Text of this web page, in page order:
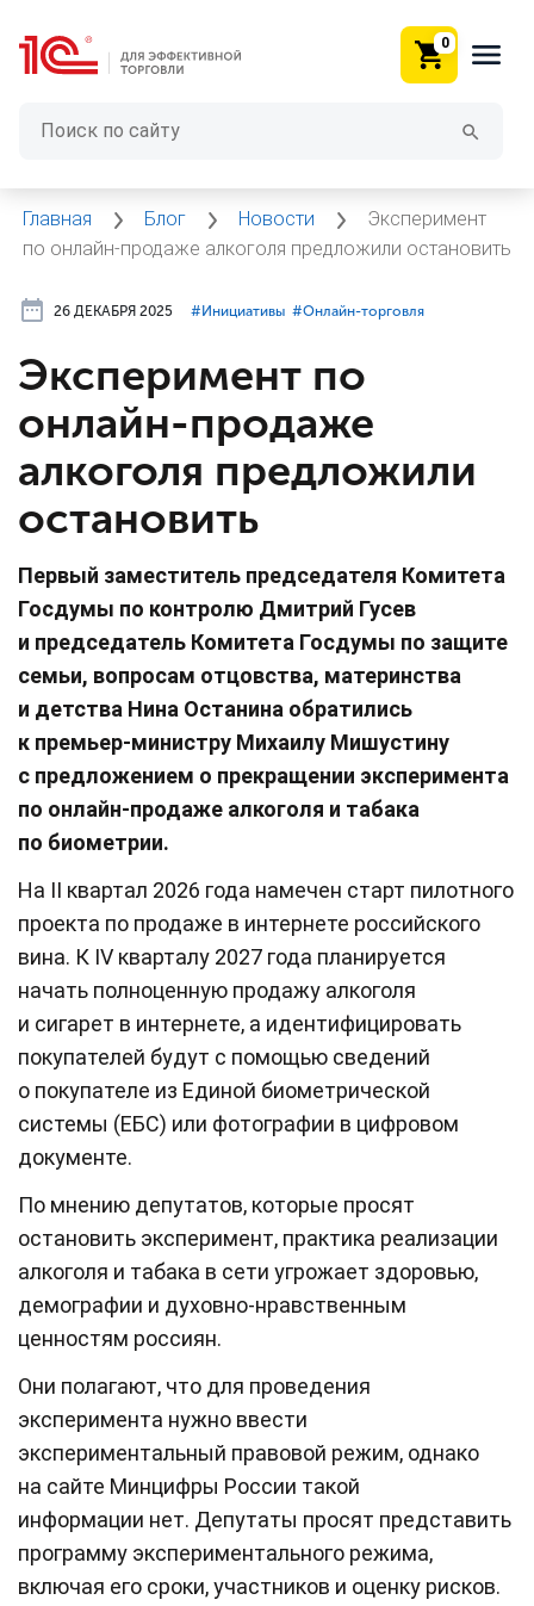
0
Главная Блог Новости
Эксперимент
по онлайн-продаже алкоголя предложили остановить
26 ДЕКАБРЯ 2025 #⁣Инициативы #⁣Онлайн-торговля
Эксперимент по
онлайн-продаже
алкоголя предложили
остановить
Первый заместитель председателя Комитета
Госдумы по контролю Дмитрий Гусев
и председатель Комитета Госдумы по защите
семьи, вопросам отцовства, материнства
и детства Нина Останина обратились
к премьер-министру Михаилу Мишустину
с предложением о прекращении эксперимента
по онлайн-продаже алкоголя и табака
по биометрии.
На II квартал 2026 года намечен старт пилотного
проекта по продаже в интернете российского
вина. К IV кварталу 2027 года планируется
начать полноценную продажу алкоголя
и сигарет в интернете, а идентифицировать
покупателей будут с помощью сведений
о покупателе из Единой биометрической
системы (ЕБС) или фотографии в цифровом
документе.
По мнению депутатов, которые просят
остановить эксперимент, практика реализации
алкоголя и табака в сети угрожает здоровью,
демографии и духовно-нравственным
ценностям россиян.
Они полагают, что для проведения
эксперимента нужно ввести
экспериментальный правовой режим, однако
на сайте Минцифры России такой
информации нет. Депутаты просят представить
программу экспериментального режима,
включая его сроки, участников и оценку рисков.